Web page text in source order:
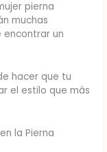
pierna
muchas
encontrar un
hacer que tu
el estilo que más
la Pierna